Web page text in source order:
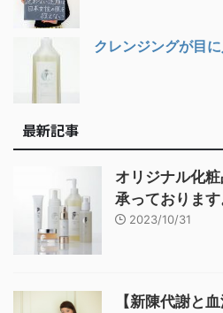
クレンジングが目に
最新記事
オリジナル化
承っております
2023/10/31
【新陳代謝と